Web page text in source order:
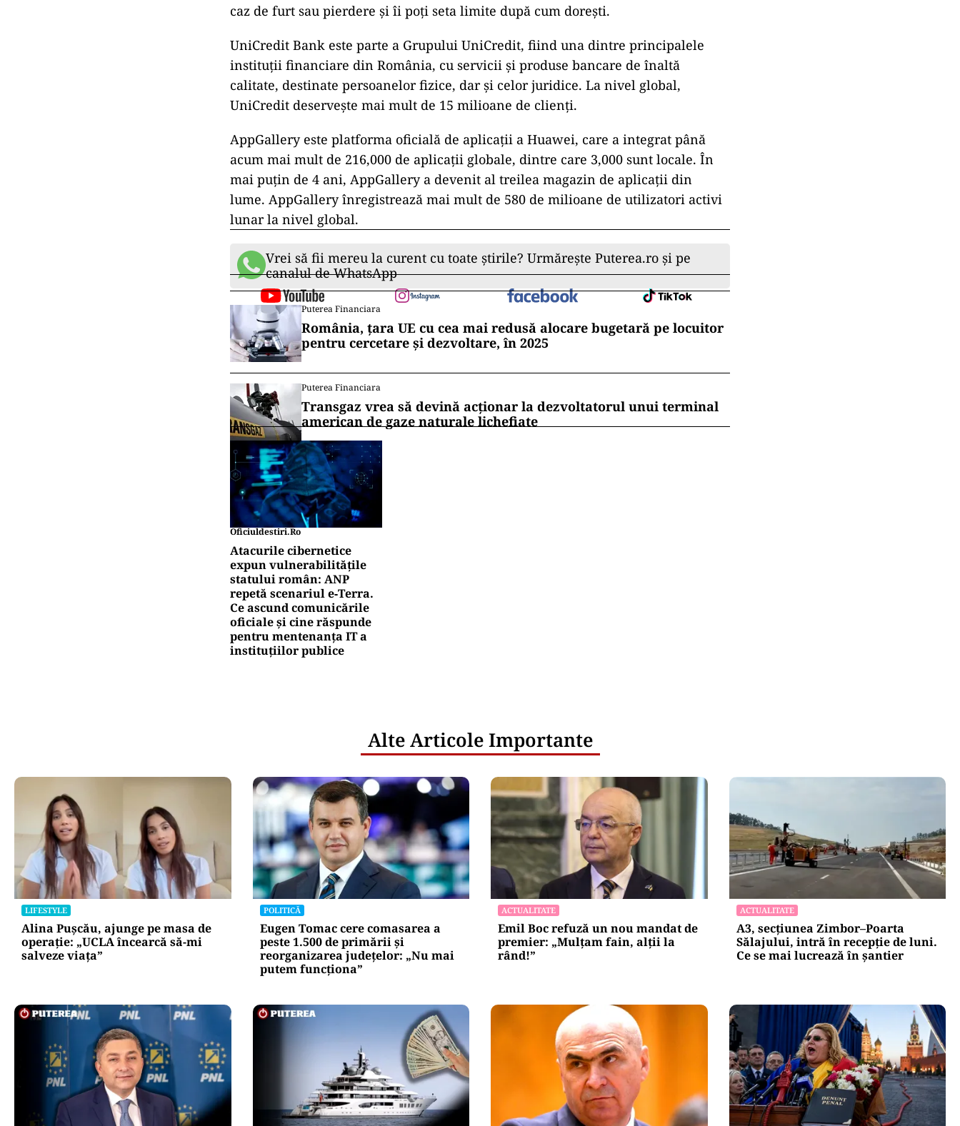
caz de furt sau pierdere și îi poți seta limite după cum dorești.
UniCredit Bank este parte a Grupului UniCredit, fiind una dintre principalele
instituții financiare din România, cu servicii și produse bancare de înaltă
calitate, destinate persoanelor fizice, dar și celor juridice. La nivel global,
UniCredit deservește mai mult de 15 milioane de clienți.
AppGallery este platforma oficială de aplicații a Huawei, care a integrat până
acum mai mult de 216,000 de aplicații globale, dintre care 3,000 sunt locale. În
mai puțin de 4 ani, AppGallery a devenit al treilea magazin de aplicații din
lume. AppGallery înregistrează mai mult de 580 de milioane de utilizatori activi
lunar la nivel global.
Vrei să fii mereu la curent cu toate știrile? Urmărește Puterea.ro și pe
canalul de WhatsApp
Puterea Financiara
România, țara UE cu cea mai redusă alocare bugetară pe locuitor
pentru cercetare și dezvoltare, în 2025
Puterea Financiara
Transgaz vrea să devină acționar la dezvoltatorul unui terminal
american de gaze naturale lichefiate
Oficiuldestiri.ro
Atacurile cibernetice
expun vulnerabilitățile
statului român: ANP
repetă scenariul e‑Terra.
Ce ascund comunicările
oficiale și cine răspunde
pentru mentenanța IT a
instituțiilor publice
Alte Articole Importante
LIFESTYLE
Alina Pușcău, ajunge pe masa de
operație: „UCLA încearcă să-mi
salveze viața”
POLITICĂ
Eugen Tomac cere comasarea a
peste 1.500 de primării și
reorganizarea județelor: „Nu mai
putem funcționa”
ACTUALITATE
Emil Boc refuză un nou mandat de
premier: „Mulțam fain, alții la
rând!”
ACTUALITATE
A3, secțiunea Zimbor–Poarta
Sălajului, intră în recepție de luni.
Ce se mai lucrează în șantier